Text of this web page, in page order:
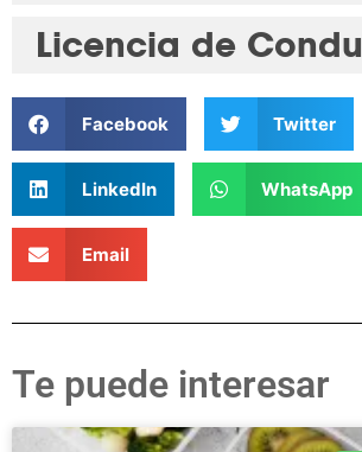
Licencia de
Facebook Twitter
LinkedIn WhatsApp
Email
Te puede interesar